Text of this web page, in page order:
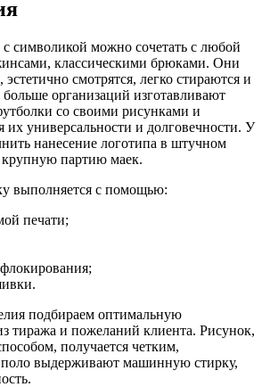
символикой можно сочетать с любой
классическими брюками. Они
смотрятся, легко стираются и
организаций изготавливают
со своими рисунками и
их универсальности и долговечности. У
нанесение логотипа в штучном
крупную партию маек.
выполняется с помощью:
печати;
подбираем оптимальную
тиража и пожеланий клиента. Рисунок,
получается четким,
выдерживают машинную стирку,